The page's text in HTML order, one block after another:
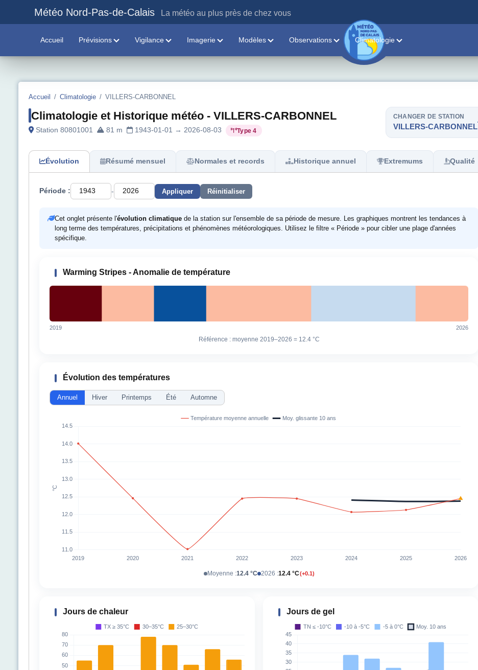
Météo Nord-Pas-de-Calais La météo au plus près de chez vous
Accueil Prévisions Vigilance Imagerie Modèles Observations Climatologie
Accueil / Climatologie / VILLERS-CARBONNEL
Climatologie et Historique météo - VILLERS-CARBONNEL
Station 80801001 81 m 1943-01-01 → 2026-08-03 Type 4
CHANGER DE STATION
VILLERS-CARBONNEL
Évolution Résumé mensuel Normales et records Historique annuel Extremums Qualité
Période : - Appliquer Réinitialiser
Cet onglet présente l'évolution climatique de la station sur l'ensemble de sa période de mesure. Les graphiques montrent les tendances à
long terme des températures, précipitations et phénomènes météorologiques. Utilisez le filtre « Période » pour cibler une plage d'années
spécifique.
Warming Stripes - Anomalie de température
2019 2026
Référence : moyenne 2019–2026 = 12.4 °C
Évolution des températures
Annuel Hiver Printemps Été Automne
Moyenne :12.4 °C 2026 :12.4 °C(+0.1)
Jours de chaleur Jours de gel